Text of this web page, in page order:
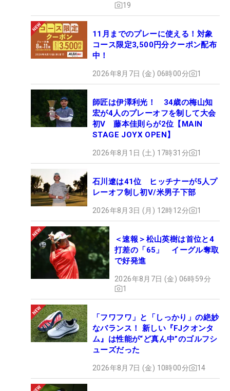
19
11月までのプレーに使える！対象
コース限定3,500円分クーポン配布
中！
2026年8月7日 (金) 06時00分 1
師匠は伊澤利光！ 34歳の梅山知
宏が4人のプレーオフを制して大会
初V 藤本佳則らが2位【MAIN
STAGE JOYX OPEN】
2026年8月1日 (土) 17時31分 1
石川遼は41位 ヒッチナーが5人プ
レーオフ制し初V/米男子下部
2026年8月3日 (月) 12時12分 1
＜速報＞松山英樹は首位と4
打差の「65」 イーグル奪取
で好発進
2026年8月7日 (金) 06時59分
1
「フワフワ」と「しっかり」の絶妙
なバランス！ 新しい『FJクオンタ
ム』は性能が“ど真ん中”のゴルフシ
ューズだった
2026年8月7日 (金) 10時00分 14